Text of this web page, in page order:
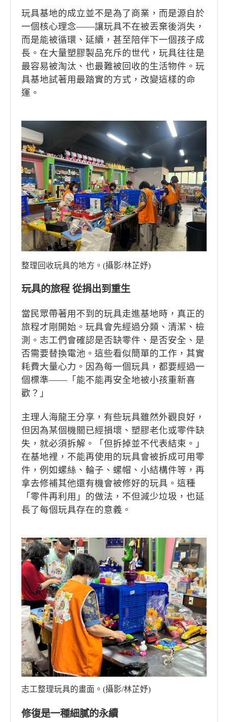
玩具基地的成立並不是為了商業，而是源自於
一個核心理念——讓玩具不在被丟棄後消失，
而是能被循環、延續，甚至陪伴下一個孩子成
長。在大量塑膠製品充斥的世代，玩具往往是
最容易被淘汰、也最難被回收的生活物件。玩
具基地試著用最踏實的方式，改變這樣的命
運。
整理回收玩具的地方。(攝影/林芷妤)
玩具的旅程 從捐出到重生
當民眾帶著用不到的玩具走進基地時，真正的
旅程才剛開始。玩具會先經過分類、清潔、檢
測。志工們會確認是否缺零件、是否安全、是
否需要替換電池。這些看似簡單的工作，其實
耗費大量心力。因為每一個玩具，都要經過一
個標準——「能不能再安全地被小孩重新喜
歡？」
主理人海龍王分享，有些玩具雖然外觀良好，
但因為某個機關已經損壞、塑膠老化或零件缺
失，就必須拆解。「但拆掉並不代表結束。」
在基地裡，不能再使用的玩具會被拆成可用零
件，例如螺絲、輪子、螺帽、小結構件等，再
拿去修補其他還有機會被修好的玩具。這種
「零件再利用」的做法，不但減少垃圾，也延
長了每個玩具存在的意義。
志工整理玩具的畫面。(攝影/林芷妤)
修復是一種細膩的永續